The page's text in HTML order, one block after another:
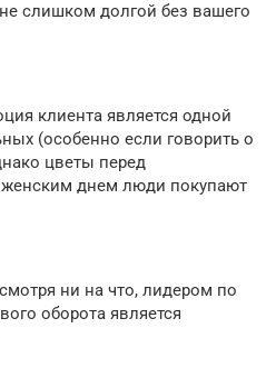
слишком долгой без вашего
клиента является одной
(особенно если говорить о
цветы перед
днем люди покупают
ни на что, лидером по
оборота является